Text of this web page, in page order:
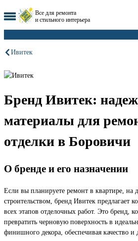
Все для ремонта
и стильного интерьера
Ивитек
Бренд Ивитек:
материалы для
отделки в Боровичи
О бренде и его назначении
Если вы планируете ремонт в квартире, на
строительством, бренд Ивитек предлагает
всех этапов отделочных работ. Это бренд,
превратить черновую поверхность в
финишного декора, обеспечивая качество и